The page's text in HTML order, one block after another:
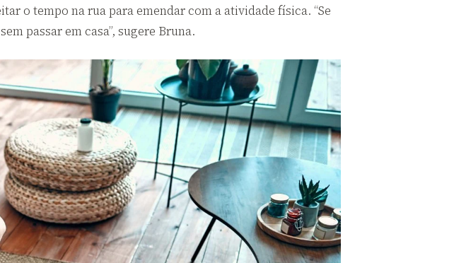
o tempo na rua para emendar com a atividade física. “Se
passar em casa”, sugere Bruna.